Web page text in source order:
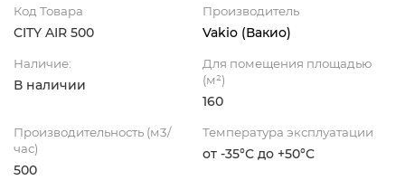
Код Товара
CITY AIR 500
Производитель
Vakio (Вакио)
Наличие:
В наличии
Для помещения площадью
(м²)
160
Производительность (м3/
час)
500
Температура эксплуатации
от -35°С до +50°С